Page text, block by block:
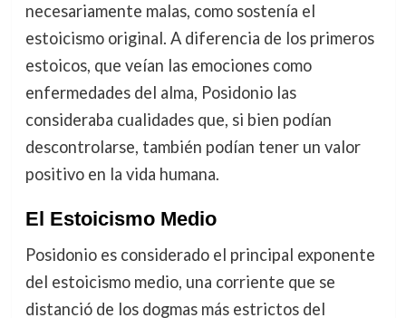
necesariamente malas, como sostenía el
estoicismo original. A diferencia de los primeros
estoicos, que veían las emociones como
enfermedades del alma, Posidonio las
consideraba cualidades que, si bien podían
descontrolarse, también podían tener un valor
positivo en la vida humana.
El Estoicismo Medio
Posidonio es considerado el principal exponente
del estoicismo medio, una corriente que se
distanció de los dogmas más estrictos del